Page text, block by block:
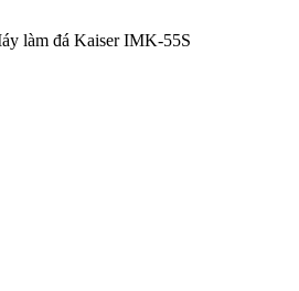
làm đá Kaiser IMK-55S